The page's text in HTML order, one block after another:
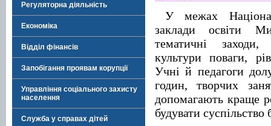
Регуляторна діяльність
Економіка
Відділ фінансів
Запобігання проявам корупції
Управління соціального захисту
населення
Служба у справах дітей
У межах
заклади освіти
тематичні
культури поваги,
Учні й педагоги
годин, творчих
допомагають краще
будувати суспільство